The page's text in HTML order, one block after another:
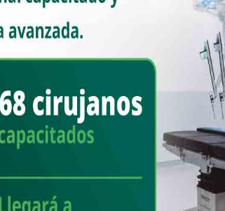
Homicidios dolosos disminuyen 40% de
septiembre de 2024 a diciembre de